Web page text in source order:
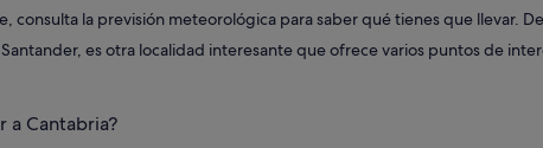
consulta la previsión meteorológica para saber qué tienes que llevar.
es otra localidad interesante que ofrece varios puntos de
a Cantabria?